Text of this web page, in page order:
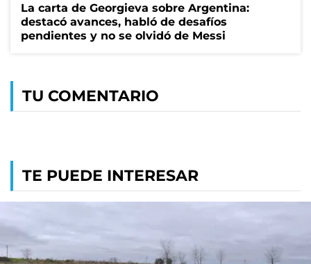
La carta de Georgieva sobre Argentina:
destacó avances, habló de desafíos
pendientes y no se olvidó de Messi
TU COMENTARIO
TE PUEDE INTERESAR